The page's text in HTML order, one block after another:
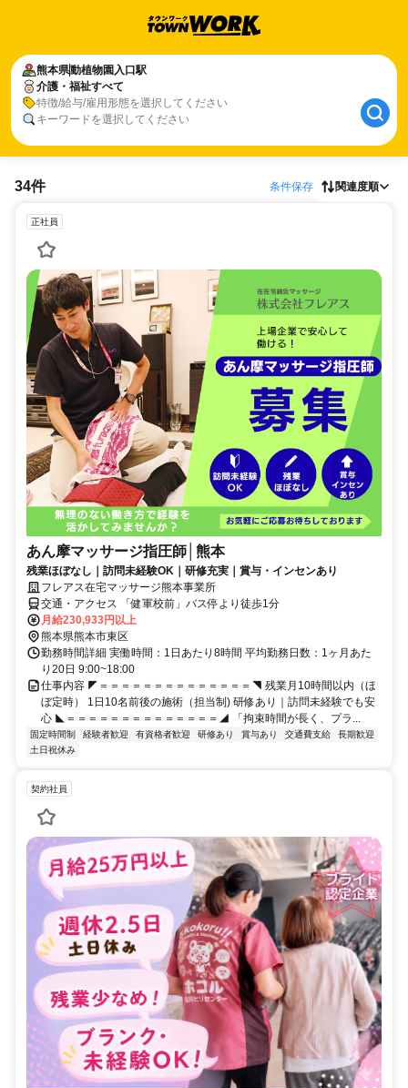
熊本県動植物園入口駅
介護・福祉すべて
特徴/給与/雇用形態を選択してください
キーワードを選択してください
34件 条件保存 関連度順
正社員
あん摩マッサージ指圧師│熊本
残業ほぼなし｜訪問未経験OK｜研修充実｜賞与・インセンあり
フレアス在宅マッサージ熊本事業所
交通・アクセス 「健軍校前」バス停より徒歩1分
月給230,933円以上
熊本県熊本市東区
勤務時間詳細 実働時間：1日あたり8時間 平均勤務日数：1ヶ月あた
り20日 9:00~18:00
仕事内容 ◤＝＝＝＝＝＝＝＝＝＝＝＝＝＝◥ 残業月10時間以内（ほ
ぼ定時） 1日10名前後の施術（担当制) 研修あり｜訪問未経験でも安
心 ◣＝＝＝＝＝＝＝＝＝＝＝＝＝＝◢ 「拘束時間が長く、プラ...
固定時間制 経験者歓迎 有資格者歓迎 研修あり 賞与あり 交通費支給
長期歓迎
土日祝休み
契約社員